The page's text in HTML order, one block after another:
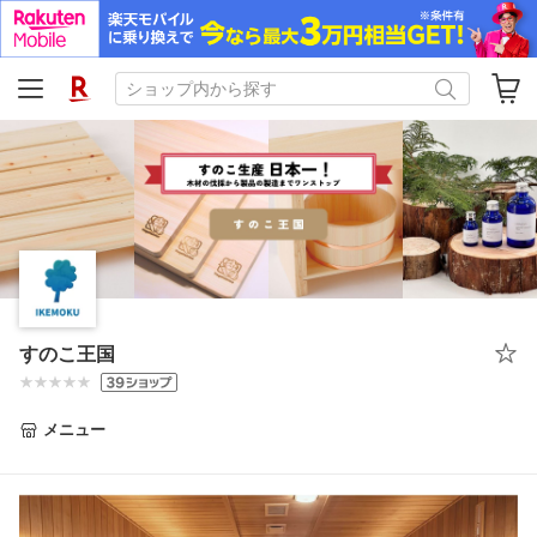
すのこ王国
メニュー